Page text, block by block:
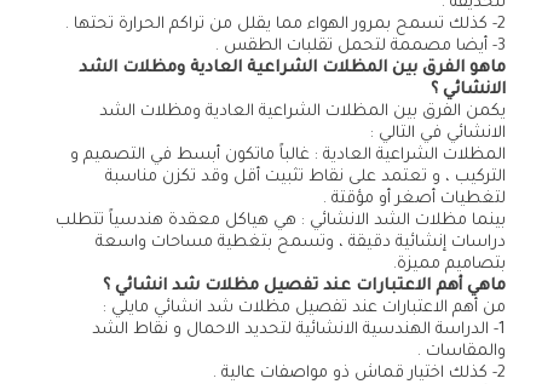
2- كذلك تسمح بمرور الهواء مما يقلل من تراكم الحرارة تحتها .
3- أيضا مصممة لتحمل تقلبات الطقس .
ماهو الفرق بين المظلات الشراعية العادية ومظلات الشد
الانشائي ؟
يكمن الفرق بين المظلات الشراعية العادية ومظلات الشد
الانشائي في التالي :
المظلات الشراعية العادية : غالباً ماتكون أبسط في التصميم و
التركيب ، و تعتمد على نقاط تثبيت أقل وقد تكزن مناسبة
لتغطيات أصغر أو مؤقتة .
بينما مظلات الشد الانشائي : هي هياكل معقدة هندسياً تتطلب
دراسات إنشائية دقيقة ، وتسمح بتغطية مساحات واسعة
بتصاميم مميزة.
ماهي أهم الاعتبارات عند تفصيل مظلات شد انشائي ؟
من أهم الاعتبارات عند تفصيل مظلات شد انشائي مايلي :
1- الدراسة الهندسية الانشائية لتحديد الاحمال و نقاط الشد
والمقاسات .
2- كذلك اختيار قماش ذو مواصفات عالية .